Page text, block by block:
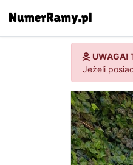
UWAGA!
Jeżeli